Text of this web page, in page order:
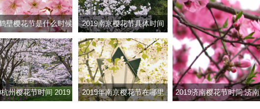
壁樱花节是什么时候
南鹤壁市樱花节几号
2019南京樱花节具体时间
2019南京鸡鸣寺樱花几月开
州樱花节时间 2019 2019年南京樱花节在哪里 2019济南樱花节时间 济南